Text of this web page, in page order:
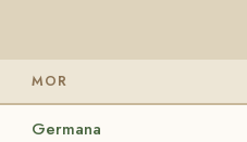
MOR
Germana